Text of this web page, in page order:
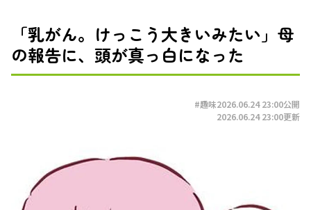
「乳がん。けっこう大きいみたい」母
の報告に、頭が真っ白になった
#趣味2026.06.24 23:00公開
2026.06.24 23:00更新